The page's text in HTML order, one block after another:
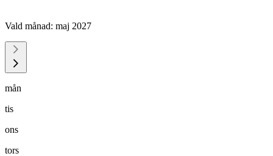
Vald månad: maj 2027
mån
tis
ons
tors